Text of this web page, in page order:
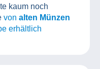
kaum noch
von alten Münzen
erhältlich